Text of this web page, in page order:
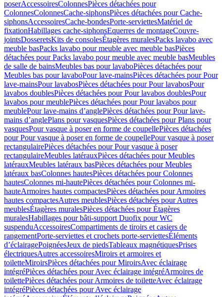
poserAccessoiresColonnesPièces détachées pour
ColonnesColonnesCache-siphonsPièces détachées pour Cache-
siphonsAccessoiresCache-bondesPorte-serviettesMatériel de
fixationHabillages cache-siphonsEquerres de montageCouvre-
jointsDosseretsKits de consolesÉtagères muralesPacks lavabo avec
meuble basPacks lavabo pour meuble avec meuble basPièces
détachées pour Packs lavabo pour meuble avec meuble basMeubles
de salle de bainsMeubles bas pour lavaboPièces détachées pour
Meubles bas pour lavaboPour lave-mainsPièces détachées pour Pour
lave-mainsPour lavabosPièces détachées pour Pour lavabosPour
lavabos doublesPièces détachées pour Pour lavabos doublesPour
lavabos pour meublePièces détachées pour Pour lavabos pour
meublePour lave-mains d’anglePièces détachées pour Pour lave-
mains d’anglePlans pour vasquesPièces détachées pour Plans pour
vasquesPour vasque à poser en forme de coupellePièces détachées
pour Pour vasque à poser en forme de coupellePour vasque à poser
rectangulairePièces détachées pour Pour vasque à poser
rectangulaireMeubles latérauxPièces détachées pour Meubles
latérauxMeubles latéraux basPièces détachées pour Meubles
latéraux basColonnes hautesPièces détachées pour Colonnes
hautesColonnes mi-hautePièces détachées pour Colonnes mi-
hauteArmoires hautes compactesPièces détachées pour Armoires
hautes compactesAutres meublesPièces détachées pour Autres
meublesÉtagères muralesPièces détachées pour Étagères
muralesHabillages pour bâti-support Duofix pour WC
suspenduAccessoiresCompartiments de tiroirs et casiers de
rangementPorte-serviettes et crochets porte-serviettesÉléments
d’éclairagePoignéesJeux de piedsTableaux magnétiquesPrises
électriquesAutres accessoiresMiroirs et armoires et
toiletteMiroirsPièces détachées pour MiroirsAvec éclairage
intégréPièces détachées pour Avec éclairage intégréArmoires de
toilettePièces détachées pour Armoires de toiletteAvec éclairage
intégréPièces détachées pour Avec éclairage